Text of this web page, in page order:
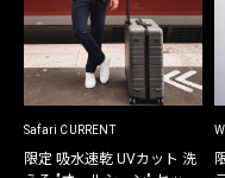
Safari CURRENT
限定 吸水速乾 UVカット 洗